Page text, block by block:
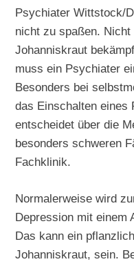
Psychiater Wittstock/
nicht zu spaßen.
Johanniskraut
muss ein Psychiater
Besonders bei
das Einschalten eines
entscheidet über die
besonders schweren
Fachklinik.
Normalerweise wird
Depression mit einem
Das kann ein
Johanniskraut, sein.